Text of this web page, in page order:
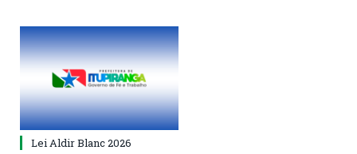
Lei Aldir Blanc 2026